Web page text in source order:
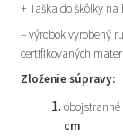
+ Taška do škôlky na
– výrobok vyrobený
certifikovaných
Zloženie súpravy:
cm